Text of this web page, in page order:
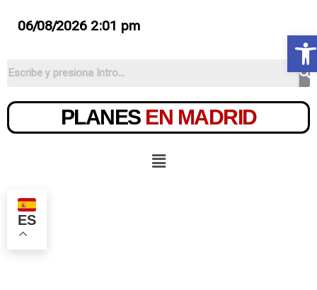
06/08/2026 2:01 pm
PLANES EN MADRID
ES